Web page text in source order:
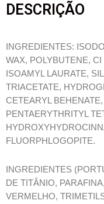
DESCRIÇÃO
INGREDIENTES:
WAX, POLYBUTENE,
ISOAMYL LAURATE,
TRIACETATE,
CETEARYL
PENTAERYTHRITYL
FLUORPHLOGOPITE.
INGREDIENTES
DE TITÂNIO,
VERMELHO,